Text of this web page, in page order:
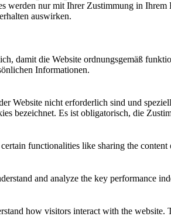
werden nur mit Ihrer Zustimmung in
auswirken.
damit die Website ordnungsgemäß
Informationen.
Website nicht erforderlich sind und
bezeichnet. Es ist obligatorisch, die
functionalities like sharing the
and analyze the key performance
how visitors interact with the